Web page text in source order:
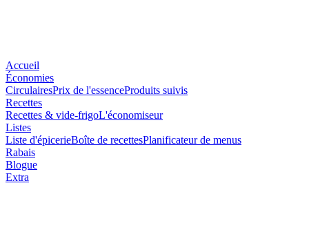
Accueil
Économies
CirculairesPrix de l'essenceProduits suivis
Recettes
Recettes & vide-frigoL'économiseur
Listes
Liste d'épicerieBoîte de recettesPlanificateur de menus
Rabais
Blogue
Extra